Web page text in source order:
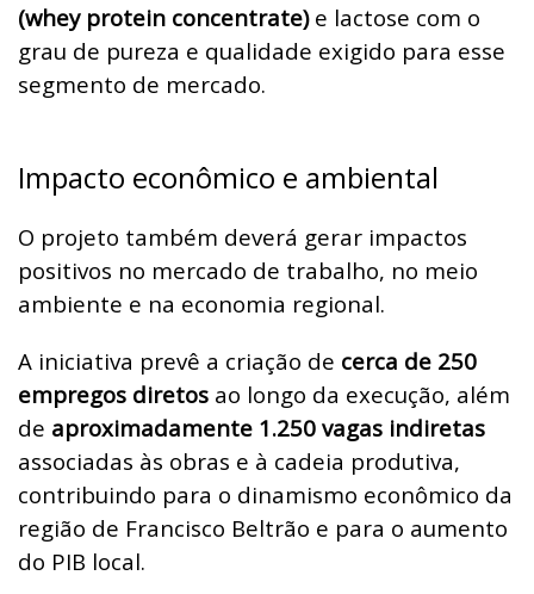
(whey protein concentrate)e lactose com o
grau de pureza e qualidade exigido para esse
segmento de mercado.
Impacto econômico e ambiental
O projeto também deverá gerar impactos
positivos no mercado de trabalho, no meio
ambiente e na economia regional.
A iniciativa prevê a criação de cerca de 250
empregos diretos ao longo da execução, além
de aproximadamente 1.250 vagas indiretas
associadas às obras e à cadeia produtiva,
contribuindo para o dinamismo econômico da
região de Francisco Beltrão e para o aumento
do PIB local.